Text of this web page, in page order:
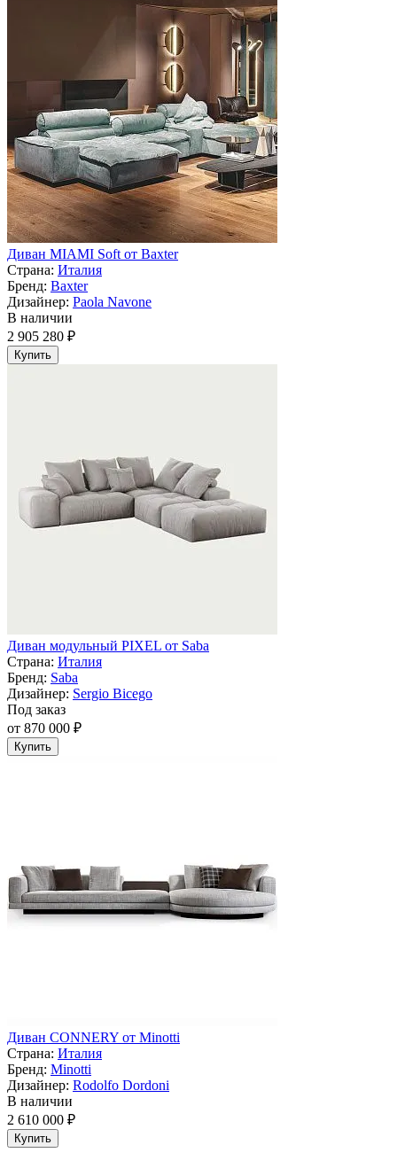
Диван MIAMI Soft от Baxter
Страна: Италия
Бренд: Baxter
Дизайнер: Paola Navone
В наличии
2 905 280 ₽
Купить
Диван модульный PIXEL от Saba
Страна: Италия
Бренд: Saba
Дизайнер: Sergio Bicego
Под заказ
от 870 000 ₽
Купить
Диван CONNERY от Minotti
Страна: Италия
Бренд: Minotti
Дизайнер: Rodolfo Dordoni
В наличии
2 610 000 ₽
Купить